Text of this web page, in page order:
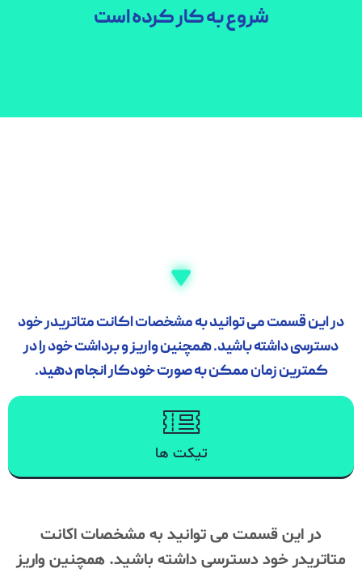
شروع به کار کرده است
قسمت می توانید به مشخصات اکانت متاتریدر خود
داشته باشید. همچنین واریز و برداشت خود را در
زمان ممکن به صورت خودکار انجام دهید.
تیکت ها
این قسمت می توانید به مشخصات اکانت
خود دسترسی داشته باشید. همچنین واریز